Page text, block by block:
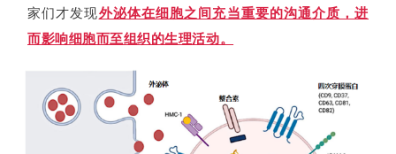
家们才发现外泌体在细胞之间充当重要的沟通介质，进
而影响细胞而至组织的生理活动。